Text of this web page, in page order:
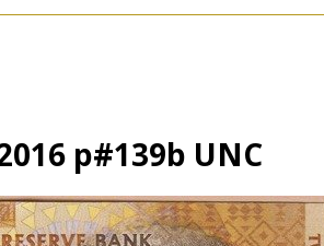
p#139b UNC